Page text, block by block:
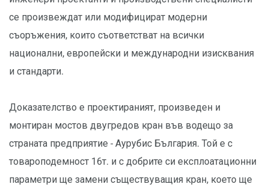
се произвеждат или модифицират модерни
съоръжения, които съответстват на всички
национални, европейски и международни изисквания
и стандарти.
Доказателство е проектираният, произведен и
монтиран мостов двугредов кран във водещо за
страната предприятие - Аурубис България. Той е с
товароподемност 16т. и с добрите си експлоатационни
параметри ще замени съществуващия кран, което ще